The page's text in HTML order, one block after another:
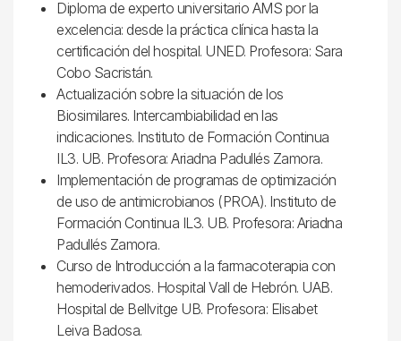
Diploma de experto universitario AMS por la
excelencia: desde la práctica clínica hasta la
certificación del hospital. UNED. Profesora: Sara
Cobo Sacristán.
Actualización sobre la situación de los
Biosimilares. Intercambiabilidad en las
indicaciones. Instituto de Formación Continua
IL3. UB. Profesora: Ariadna Padullés Zamora.
Implementación de programas de optimización
de uso de antimicrobianos (PROA). Instituto de
Formación Continua IL3. UB. Profesora: Ariadna
Padullés Zamora.
Curso de Introducción a la farmacoterapia con
hemoderivados. Hospital Vall de Hebrón. UAB.
Hospital de Bellvitge UB. Profesora: Elisabet
Leiva Badosa.